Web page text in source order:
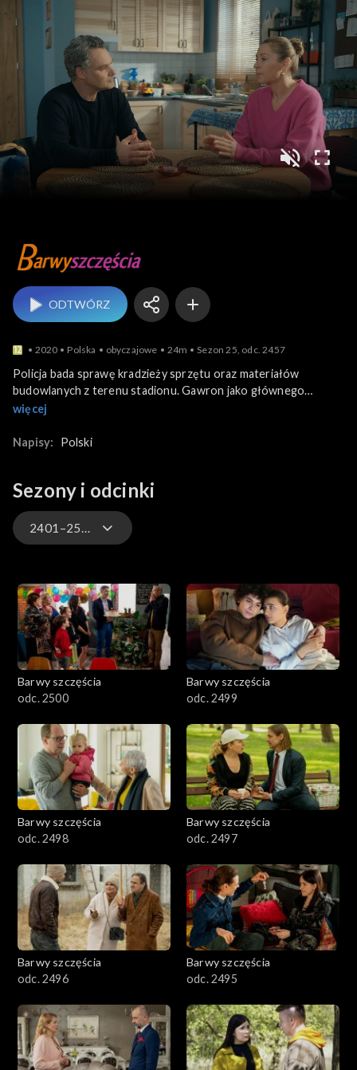
Barwy szczęścia
ODTWÓRZ
2020 Polska obyczajowe 24m Sezon 25, odc. 2457
Policja bada sprawę kradzieży sprzętu oraz materiałów
budowlanych z terenu stadionu. Gawron jako głównego
podejrzanego wskazuje Wilka. A Darek z Józkiem postanawiają
wyprowadzce Patryka Agata jest kłębkiem nerwów. Najpierw
Zbrowską coś łączy z jej narzeczonym.
więcej
Napisy: Polski
Sezony i odcinki
2401–2500
3201-3300
3101-3200
3001-3100
2901-3000
2801–2900
2701–2800
2501–2600
2401–2500
2301–2400
2201–2300
2101–2200
Barwy szczęścia
odc. 2500
Barwy szczęścia
odc. 2499
Barwy szczęścia
odc. 2498
Barwy szczęścia
odc. 2497
Barwy szczęścia
odc. 2496
Barwy szczęścia
odc. 2495